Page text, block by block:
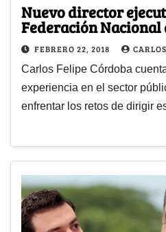
Nuevo director
Federación Nacional
FEBRERO 22, 2018
Carlos Felipe Córdoba
experiencia en el sector
enfrentar los retos de dirigir